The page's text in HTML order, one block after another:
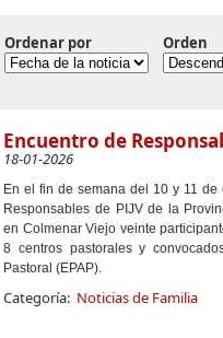
Ordenar por Orden
Encuentro de
18-01-2026
En el fin de semana del 10 y 11
Responsables de PIJV de la
en Colmenar Viejo veinte
8 centros pastorales y
Pastoral (EPAP).
Categoría: Noticias de Familia